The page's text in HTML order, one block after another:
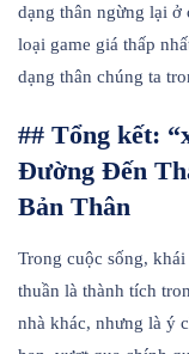
dạng thân ngừng lại ở
loại game giá thấp
dạng thân chúng ta
## Tổng kết:
Đường Đến
Bản Thân
Trong cuộc sống,
thuần là thành tích
nhà khác, nhưng là ý